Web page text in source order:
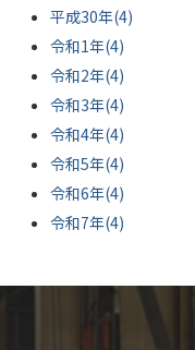
平成30年(4)
令和1年(4)
令和2年(4)
令和3年(4)
令和4年(4)
令和5年(4)
令和6年(4)
令和7年(4)